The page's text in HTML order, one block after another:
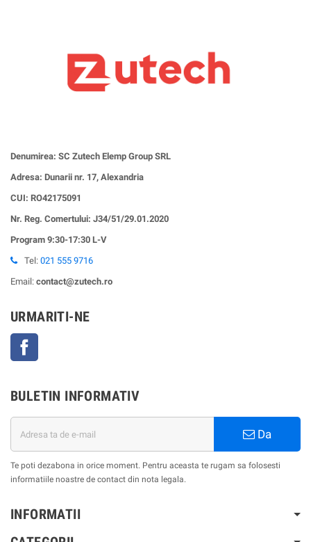
Denumirea: SC Zutech Elemp Group SRL
Adresa: Dunarii nr. 17, Alexandria
CUI: RO42175091
Nr. Reg. Comertului: J34/51/29.01.2020
Program 9:30-17:30 L-V
Tel: 021 555 9716
Email: contact@zutech.ro
URMARITI-NE
BULETIN INFORMATIV
Da
Te poti dezabona in orice moment. Pentru aceasta te rugam sa folosesti
informatiile noastre de contact din nota legala.
INFORMATII